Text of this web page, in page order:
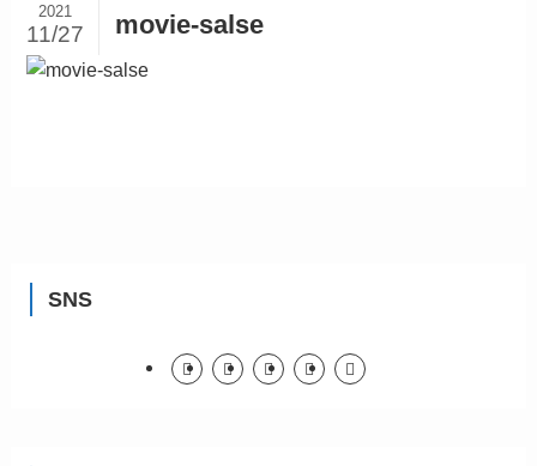
movie-salse
2021
11/27
SNS